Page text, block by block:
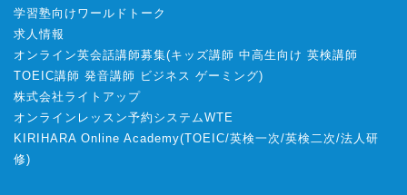
学習塾向けワールドトーク
求人情報
オンライン英会話講師募集(キッズ講師 中高生向け 英検講師
TOEIC講師 発音講師 ビジネス ゲーミング)
株式会社ライトアップ
オンラインレッスン予約システムWTE
KIRIHARA Online Academy(TOEIC/英検一次/英検二次/法人研
修)